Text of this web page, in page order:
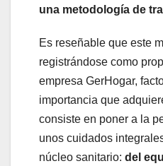
una metodología de
Es reseñable que este
registrándose como
empresa GerHogar,
importancia que
consiste en poner a la
unos cuidados
núcleo sanitario: del